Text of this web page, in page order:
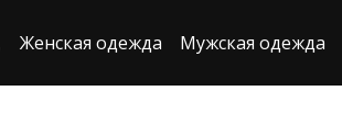
Женская одежда Мужская одежда